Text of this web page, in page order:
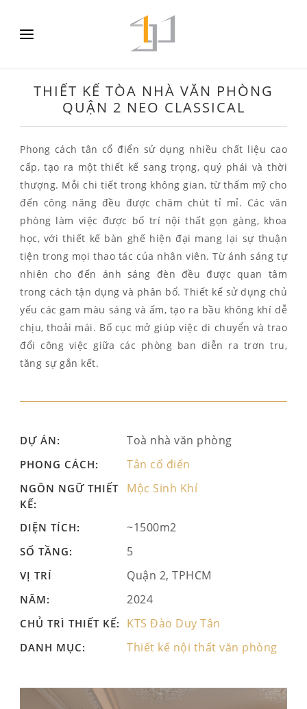
THIẾT KẾ TÒA NHÀ VĂN PHÒNG
QUẬN 2 NEO CLASSICAL
Phong cách tân cổ điển sử dụng nhiều chất liệu cao
cấp, tạo ra một thiết kế sang trọng, quý phái và thời
thượng. Mỗi chi tiết trong không gian, từ thẩm mỹ cho
đến công năng đều được chăm chút tỉ mỉ. Các văn
phòng làm việc được bố trí nội thất gọn gàng, khoa
học, với thiết kế bàn ghế hiện đại mang lại sự thuận
tiện trong mọi thao tác của nhân viên. Từ ánh sáng tự
nhiên cho đến ánh sáng đèn đều được quan tâm
trong cách tận dụng và phân bổ. Thiết kế sử dụng chủ
yếu các gam màu sáng và ấm, tạo ra bầu không khí dễ
chịu, thoải mái. Bố cục mở giúp việc di chuyển và trao
đổi công việc giữa các phòng ban diễn ra trơn tru,
tăng sự gắn kết.
DỰ ÁN: Toà nhà văn phòng
PHONG CÁCH: Tân cổ điển
NGÔN NGỮ THIẾT
KẾ:
Mộc Sinh Khí
DIỆN TÍCH: ~1500m2
SỐ TẦNG: 5
VỊ TRÍ Quận 2, TPHCM
NĂM: 2024
CHỦ TRÌ THIẾT KẾ: KTS Đào Duy Tân
DANH MỤC: Thiết kế nội thất văn phòng